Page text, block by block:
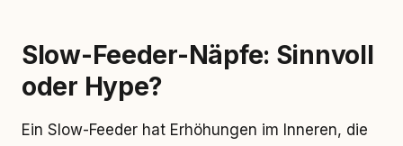
Slow-Feeder-Näpfe: Sinnvoll
oder Hype?
Ein Slow-Feeder hat Erhöhungen im Inneren, die